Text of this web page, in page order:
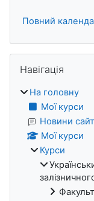
Повний
Навігація
На головну
Мої курси
Новини
Мої курси
Курси